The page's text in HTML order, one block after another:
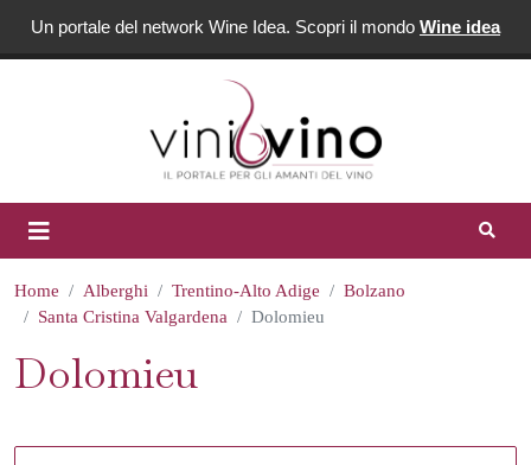
Un portale del network Wine Idea. Scopri il mondo Wine idea
Home Alberghi Trentino-Alto Adige
Bolzano
Santa Cristina Valgardena
Dolomieu
Dolomieu